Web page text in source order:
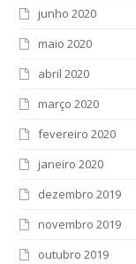
junho 2020
maio 2020
abril 2020
março 2020
fevereiro 2020
janeiro 2020
dezembro 2019
novembro 2019
outubro 2019